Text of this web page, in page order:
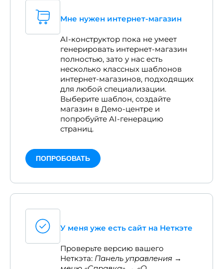
Мне нужен интернет-магазин
AI-конструктор пока не умеет
генерировать интернет-магазин
полностью, зато у нас есть
несколько классных шаблонов
интернет-магазинов, подходящих
для любой специализации.
Выберите шаблон, создайте
магазин в Демо-центре и
попробуйте AI-генерацию
страниц.
ПОПРОБОВАТЬ
У меня уже есть сайт на Неткэте
Проверьте версию вашего
Неткэта: Панель управления →